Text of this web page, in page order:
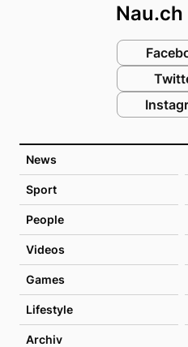
News
Sport
People
Videos
Games
Lifestyle
Archiv